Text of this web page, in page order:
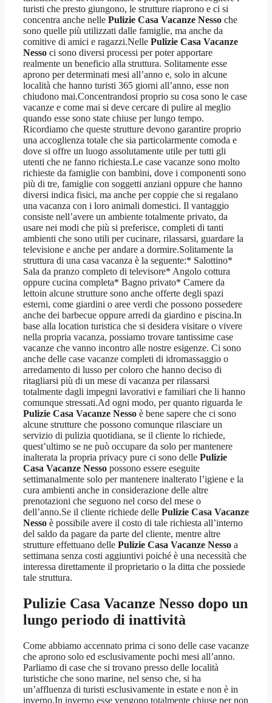
turisti che presto giungono, le strutture riaprono e ci si
concentra anche nelle Pulizie Casa Vacanze Nesso che
sono quelle più utilizzati dalle famiglie, ma anche da
comitive di amici e ragazzi.Nelle Pulizie Casa Vacanze
Nesso ci sono diversi processi per poter apportare
realmente un beneficio alla struttura. Solitamente esse
aprono per determinati mesi all’anno e, solo in alcune
località che hanno turisti 365 giorni all’anno, esse non
chiudono mai.Concentrandosi proprio su cosa sono le case
vacanze e come mai si deve cercare di pulire al meglio
quando esse sono state chiuse per lungo tempo.
Ricordiamo che queste strutture devono garantire proprio
una accoglienza totale che sia particolarmente comoda e
dove si offre un luogo assolutamente utile per tutti gli
utenti che ne fanno richiesta.Le case vacanze sono molto
richieste da famiglie con bambini, dove i componenti sono
più di tre, famiglie con soggetti anziani oppure che hanno
diversi indica fisici, ma anche per coppie che si regalano
una vacanza con i loro animali domestici. Il vantaggio
consiste nell’avere un ambiente totalmente privato, da
usare nei modi che più si preferisce, completi di tanti
ambienti che sono utili per cucinare, rilassarsi, guardare la
televisione e anche per andare a dormire.Solitamente la
struttura di una casa vacanza è la seguente:* Salottino*
Sala da pranzo completo di televisore* Angolo cottura
oppure cucina completa* Bagno privato* Camere da
lettoin alcune strutture sono anche offerte degli spazi
esterni, come giardini o aree verdi che possono possedere
anche dei barbecue oppure arredi da giardino e piscina.In
base alla location turistica che si desidera visitare o vivere
nella propria vacanza, possiamo trovare tantissime case
vacanze che vanno incontro alle nostre esigenze. Ci sono
anche delle case vacanze completi di idromassaggio o
arredamento di lusso per coloro che hanno deciso di
ritagliarsi più di un mese di vacanza per rilassarsi
totalmente dagli impegni lavorativi e familiari che li hanno
comunque stressati.Ad ogni modo, per quanto riguarda le
Pulizie Casa Vacanze Nesso è bene sapere che ci sono
alcune strutture che possono comunque rilasciare un
servizio di pulizia quotidiana, se il cliente lo richiede,
quest’ultimo se ne può occupare da solo per mantenere
inalterata la propria privacy pure ci sono delle Pulizie
Casa Vacanze Nesso possono essere eseguite
settimanalmente solo per mantenere inalterato l’igiene e la
cura ambienti anche in considerazione delle altre
prenotazioni che seguono nel corso del mese o
dell’anno.Se il cliente richiede delle Pulizie Casa Vacanze
Nesso è possibile avere il costo di tale richiesta all’interno
del saldo da pagare da parte del cliente, mentre altre
strutture effettuano delle Pulizie Casa Vacanze Nesso a
settimana senza costi aggiuntivi poiché è una necessità che
interessa direttamente il proprietario o la ditta che possiede
tale struttura.
Pulizie Casa Vacanze Nesso dopo un
lungo periodo di inattività
Come abbiamo accennato prima ci sono delle case vacanze
che aprono solo ed esclusivamente pochi mesi all’anno.
Parliamo di case che si trovano presso delle località
turistiche che sono marine, nel senso che, si ha
un’affluenza di turisti esclusivamente in estate e non è in
inverno.In inverno esse vengono totalmente chiuse per non